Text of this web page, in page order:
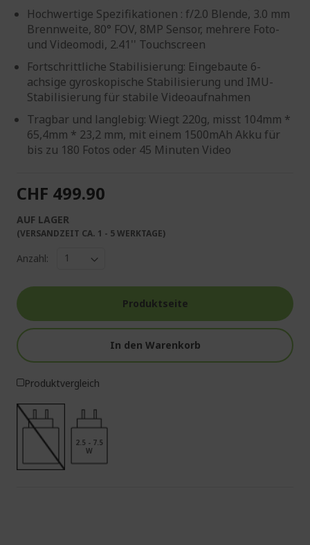
Hochwertige Spezifikationen : f/2.0 Blende, 3.0 mm
Brennweite, 80° FOV, 8MP Sensor, mehrere Foto-
und Videomodi, 2.41'' Touchscreen
Fortschrittliche Stabilisierung: Eingebaute 6-
achsige gyroskopische Stabilisierung und IMU-
Stabilisierung für stabile Videoaufnahmen
Tragbar und langlebig: Wiegt 220g, misst 104mm *
65,4mm * 23,2 mm, mit einem 1500mAh Akku für
bis zu 180 Fotos oder 45 Minuten Video
CHF 499.90
AUF LAGER
(VERSANDZEIT CA. 1 - 5 WERKTAGE)
Anzahl:
Produktseite
In den Warenkorb
Produktvergleich
2.5 - 7.5
W